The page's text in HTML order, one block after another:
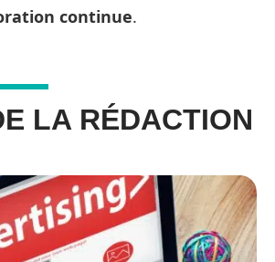
continue.
LA RÉDACTION